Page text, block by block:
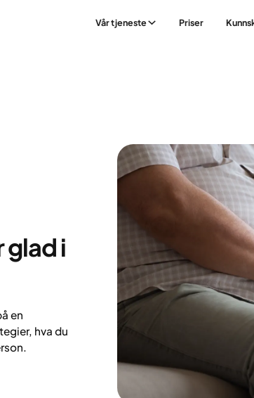
Vår tjeneste Priser
glad i
en
hva du